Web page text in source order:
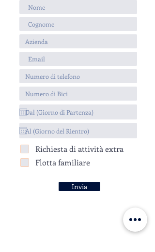
Richiesta di attività extra
Flotta familiare
Invia